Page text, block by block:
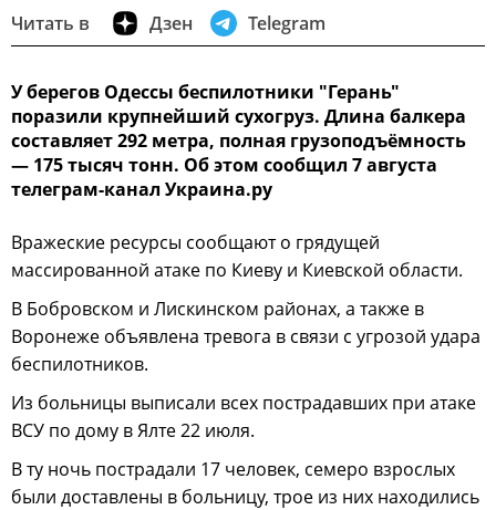
Читать в Дзен Telegram
У берегов Одессы беспилотники "Герань"
поразили крупнейший сухогруз. Длина балкера
составляет 292 метра, полная грузоподъёмность
— 175 тысяч тонн. Об этом сообщил 7 августа
телеграм-канал Украина.ру
Вражеские ресурсы сообщают о грядущей
массированной атаке по Киеву и Киевской области.
В Бобровском и Лискинском районах, а также в
Воронеже объявлена тревога в связи с угрозой удара
беспилотников.
Из больницы выписали всех пострадавших при атаке
ВСУ по дому в Ялте 22 июля.
В ту ночь пострадали 17 человек, семеро взрослых
были доставлены в больницу, трое из них находились